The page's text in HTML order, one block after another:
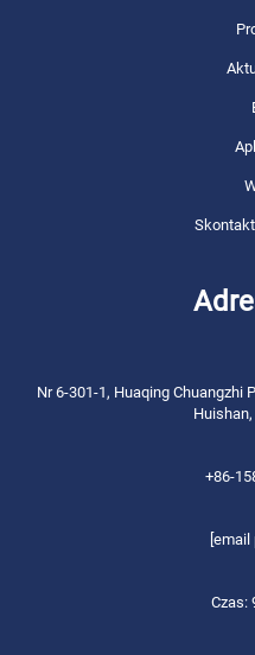
Nr 6-301-1, Huaqing Chuangzhi
+86-
[email
Czas: